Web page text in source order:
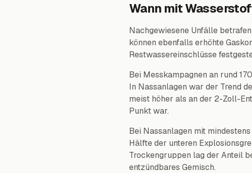
Wann mit
Nachgewiesene Unfälle
können ebenfalls erhöhte
Restwassereinschlüsse
Bei Messkampagnen an rund
In Nassanlagen war der Trend
meist höher als an der 2-Zoll-
Punkt war.
Bei Nassanlagen mit
Hälfte der unteren
Trockengruppen lag der Anteil
entzündbares Gemisch.